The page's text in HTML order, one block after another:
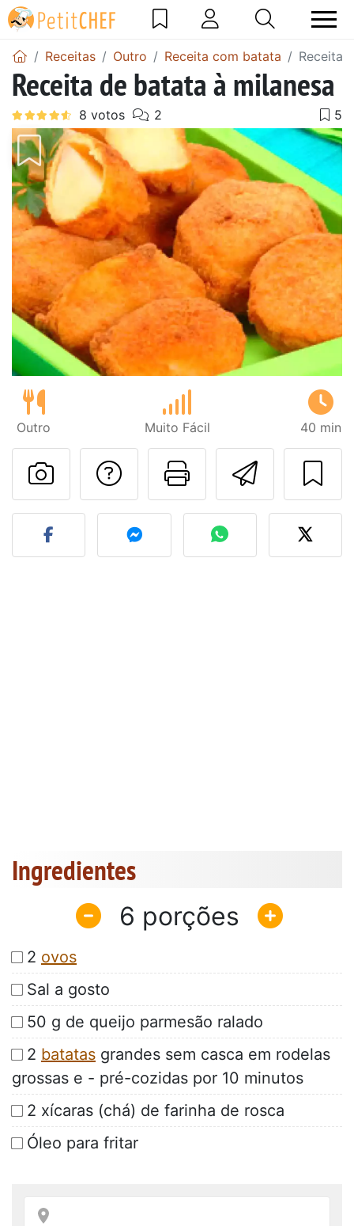
Receitas Outro Receita com batata Receita
Receita de batata à milanesa
Outro Muito Fácil 40 min
Imprima
Falar com o autor
Fez esta receita?
Ingredientes
6
2 ovos
Sal a gosto
50 g de queijo parmesão ralado
2 batatas grandes sem casca em rodelas
grossas e - pré-cozidas por 10 minutos
2 xícaras (chá) de farinha de rosca
Óleo para fritar